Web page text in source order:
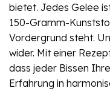
bietet. Jedes Gelee
150-Gramm-
Vordergrund steht.
wider. Mit einer
dass jeder Bissen
Erfahrung in